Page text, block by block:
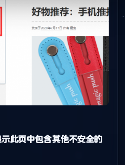
此页中包含其他不安全的